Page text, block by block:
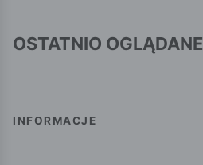
OSTATNIO OGLĄDANE
INFORMACJE